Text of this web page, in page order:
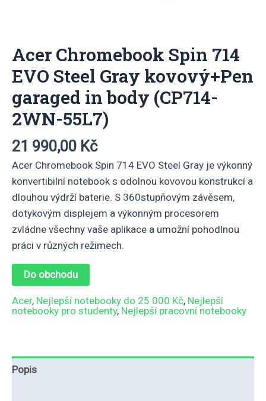
Acer Chromebook Spin 714
EVO Steel Gray kovový+Pen
garaged in body (CP714-
2WN-55L7)
21 990,00 Kč
Acer Chromebook Spin 714 EVO Steel Gray je výkonný
konvertibilní notebook s odolnou kovovou konstrukcí a
dlouhou výdrží baterie. S 360stupňovým závěsem,
dotykovým displejem a výkonným procesorem
zvládne všechny vaše aplikace a umožní pohodlnou
práci v různých režimech.
Do obchodu
Acer, Nejlepší notebooky do 25 000 Kč, Nejlepší
notebooky pro studenty, Nejlepší pracovní notebooky
Popis